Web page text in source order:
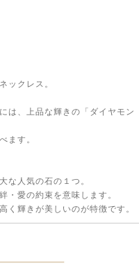
ックレス。
は、上品な輝きの「ダイヤモン
ます。
な人気の石の１つ。
・愛の約束を意味します。
く輝きが美しいのが特徴です。